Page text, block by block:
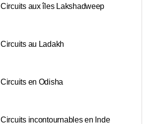
Circuits aux îles Lakshadweep
Circuits au Ladakh
Circuits en Odisha
Circuits incontournables en Inde